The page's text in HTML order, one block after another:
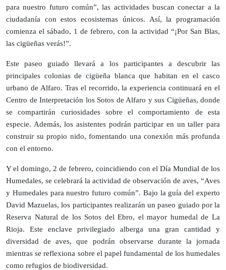
para nuestro futuro común”, las actividades buscan conectar a la
ciudadanía con estos ecosistemas únicos. Así, la programación
comienza el sábado, 1 de febrero, con la actividad “¡Por San Blas,
las cigüeñas verás!”.
Este paseo guiado llevará a los participantes a descubrir las
principales colonias de cigüeña blanca que habitan en el casco
urbano de Alfaro. Tras el recorrido, la experiencia continuará en el
Centro de Interpretación los Sotos de Alfaro y sus Cigüeñas, donde
se compartirán curiosidades sobre el comportamiento de esta
especie. Además, los asistentes podrán participar en un taller para
construir su propio nido, fomentando una conexión más profunda
con el entorno.
Y el domingo, 2 de febrero, coincidiendo con el Día Mundial de los
Humedales, se celebrará la actividad de observación de aves, “Aves
y Humedales para nuestro futuro común”. Bajo la guía del experto
David Mazuelas, los participantes realizarán un paseo guiado por la
Reserva Natural de los Sotos del Ebro, el mayor humedal de La
Rioja. Este enclave privilegiado alberga una gran cantidad y
diversidad de aves, que podrán observarse durante la jornada
mientras se reflexiona sobre el papel fundamental de los humedales
como refugios de biodiversidad.